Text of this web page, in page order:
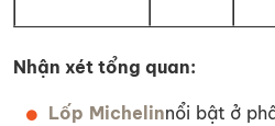
Nhận xét tổng quan:
Lốp Michelinnổi bật ở